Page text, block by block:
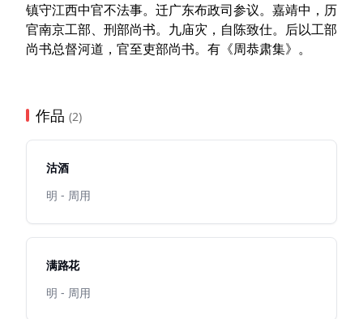
镇守江西中官不法事。迁广东布政司参议。嘉靖中，历
官南京工部、刑部尚书。九庙灾，自陈致仕。后以工部
尚书总督河道，官至吏部尚书。有《周恭肃集》。
作品 (2)
沽酒
明 - 周用
满路花
明 - 周用